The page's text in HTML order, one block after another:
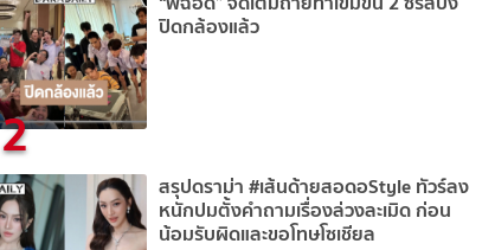
2
ปิดกล้องแล้ว
สรุปดราม่า #เส้นด้ายสอดอStyle ทัวร์ลง
หนักปมตั้งคำถามเรื่องล่วงละเมิด ก่อน
น้อมรับผิดและขอโทษโซเชียล